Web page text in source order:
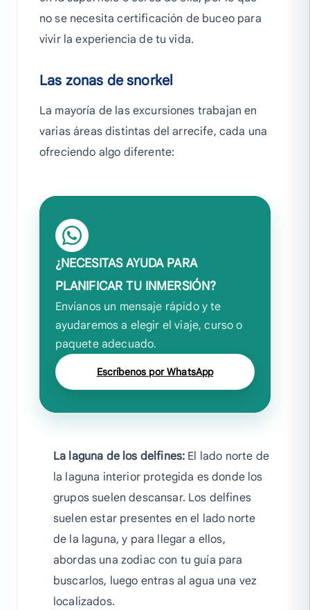
no se necesita certificación de buceo para
vivir la experiencia de tu vida.
Las zonas de snorkel
La mayoría de las excursiones trabajan en
varias áreas distintas del arrecife, cada una
ofreciendo algo diferente:
¿NECESITAS AYUDA PARA
PLANIFICAR TU INMERSIÓN?
Envíanos un mensaje rápido y te
ayudaremos a elegir el viaje, curso o
paquete adecuado.
Escríbenos por WhatsApp
La laguna de los delfines: El lado norte de
la laguna interior protegida es donde los
grupos suelen descansar. Los delfines
suelen estar presentes en el lado norte
de la laguna, y para llegar a ellos,
abordas una zodiac con tu guía para
buscarlos, luego entras al agua una vez
localizados.